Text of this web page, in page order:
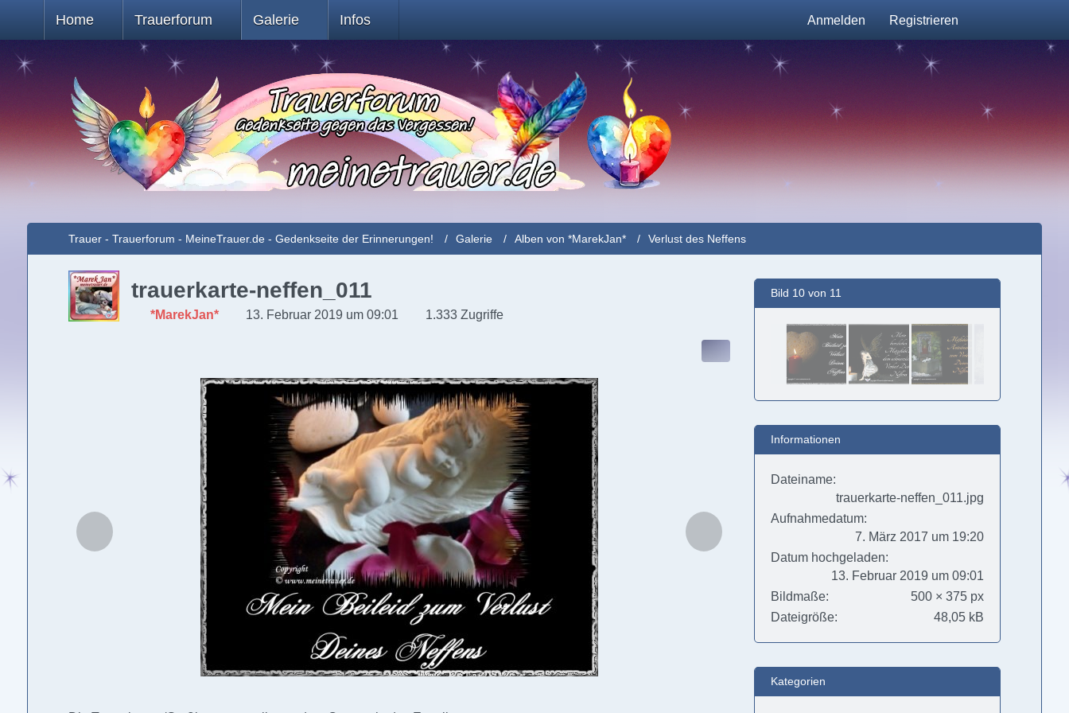
Home Trauerforum Galerie Infos Anmelden Registrieren
Trauer - Trauerforum - MeineTrauer.de - Gedenkseite der Erinnerungen! Galerie Alben von *MarekJan* Verlust des Neffens
trauerkarte-neffen_011
*MarekJan* 13. Februar 2019 um 09:01 1.333 Zugriffe
Bild 10 von 11
Informationen
Dateiname
trauerkarte-neffen_011.jpg
Aufnahmedatum
7. März 2017 um 19:20
Datum hochgeladen
13. Februar 2019 um 09:01
Bildmaße
500 × 375 px
Dateigröße
48,05 kB
Kategorien